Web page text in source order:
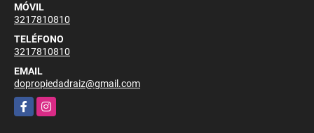
MÓVIL
3217810810
TELÉFONO
3217810810
EMAIL
dopropiedadraiz@gmail.com
FacebookInstagram